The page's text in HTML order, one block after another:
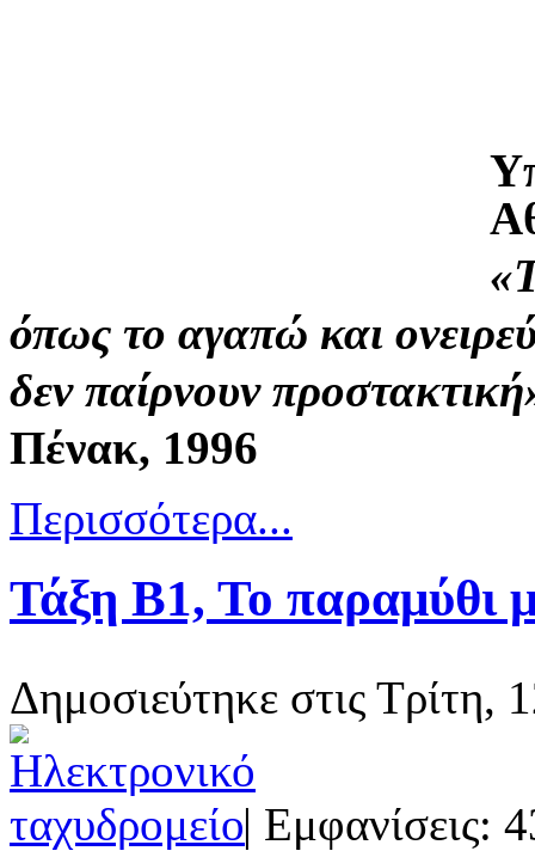
όπως το αγαπώ και
δεν παίρνουν
Πένακ, 1996
Περισσότερα...
Τάξη Β1, Το παραμύθι
Δημοσιεύτηκε στις Τρίτη,
| Εμφανίσεις: